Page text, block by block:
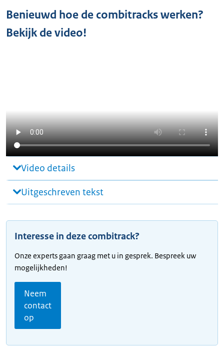
Benieuwd hoe de combitracks werken?
Bekijk de video!
Video details
Uitgeschreven tekst
Interesse in deze combitrack?
Onze experts gaan graag met u in gesprek. Bespreek uw
mogelijkheden!
Neem
contact
op